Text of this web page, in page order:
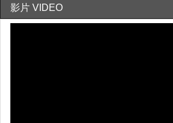
影片 VIDEO